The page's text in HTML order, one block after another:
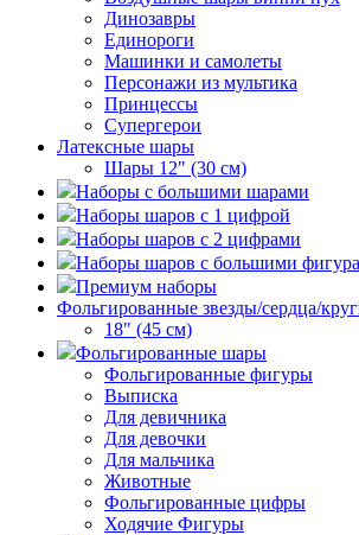
Динозавры
Единороги
Машинки и самолеты
Персонажи из мультика
Принцессы
Супергерои
Латексные шары
Шары 12" (30 см)
Наборы с большими шарами
Наборы шаров с 1 цифрой
Наборы шаров с 2 цифрами
Наборы шаров с большими
Премиум наборы
Фольгированные звезды/сердца/
18" (45 см)
Фольгированные шары
Фольгированные фигуры
Выписка
Для девичника
Для девочки
Для мальчика
Животные
Фольгированные цифры
Ходячие Фигуры